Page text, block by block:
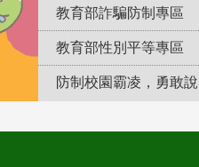
教育部詐騙防制專區
教育部性別平等專區